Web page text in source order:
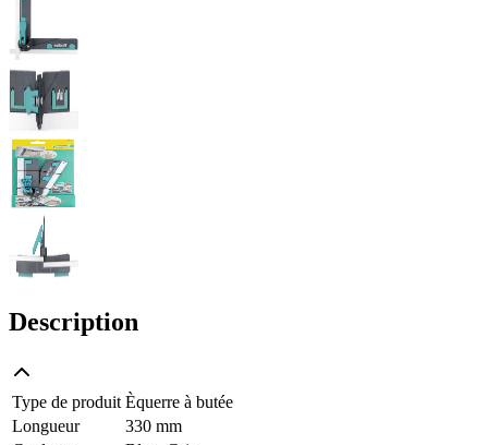
Description
Type de produit Èquerre à butée
Longueur
330 mm